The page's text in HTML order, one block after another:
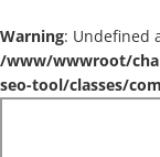
Warning: Undefined
/www/wwwroot/
seo-tool/classes/